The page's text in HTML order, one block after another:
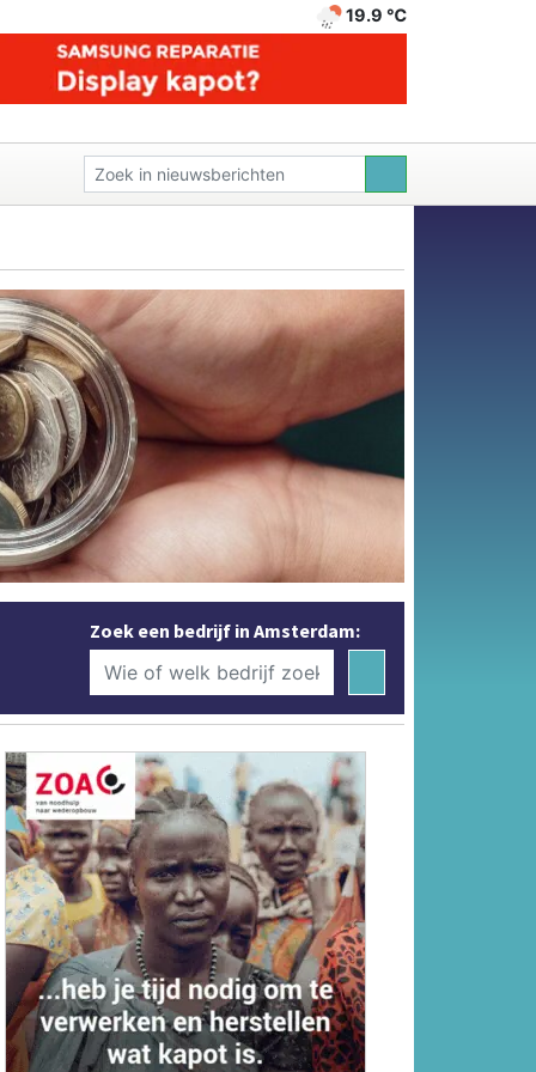
19.9 ℃
Zoek een bedrijf in Amsterdam: